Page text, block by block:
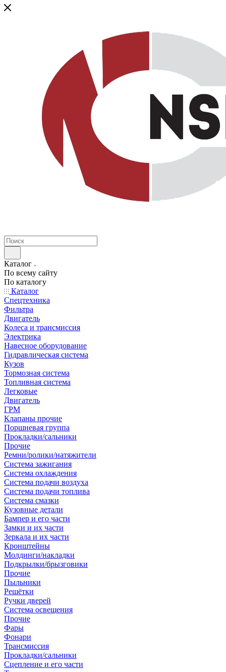
Каталог
По всему сайту
По каталогу
Каталог
Спецтехника
Фильтра
Двигатель
Колеса и трансмиссия
Электрика
Навесное оборудование
Гидравлическая система
Кузов
Тормозная система
Топливная система
Легковые
Двигатель
ГРМ
Клапаны прочие
Поршневая группа
Прокладки/сальники
Прочие
Ремни/ролики/натяжители
Система зажигания
Система охлаждения
Система подачи воздуха
Система подачи топлива
Система смазки
Кузовные детали
Бампер и его части
Замки и их части
Зеркала и их части
Кронштейны
Молдинги/накладки
Подкрылки/брызговики
Прочие
Пыльники
Решётки
Ручки дверей
Система освещения
Прочие
Фары
Фонари
Трансмиссия
Прокладки/сальники
Сцепление и его части